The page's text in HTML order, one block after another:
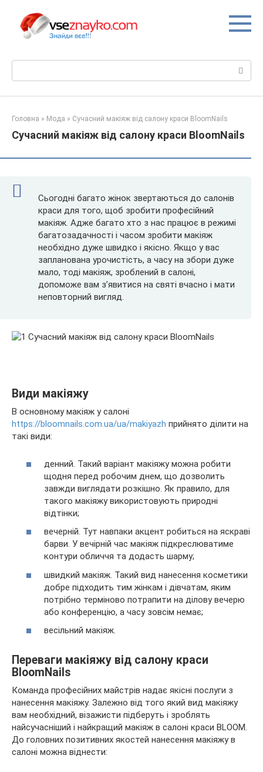
вмісту
Головна » Мода » Сучасний макіяж від салону краси BloomNails
Сучасний макіяж від салону краси BloomNails
Сьогодні багато жінок звертаються до салонів
краси для того, щоб зробити професійний
макіяж. Адже багато хто з нас працює в режимі
багатозадачності і часом зробити макіяж
необхідно дуже швидко і якісно. Якщо у вас
запланована урочистість, а часу на збори дуже
мало, тоді макіяж, зроблений в салоні,
допоможе вам з’явитися на святі вчасно і мати
неповторний вигляд.
Види макіяжу
В основному макіяж у салоні
https://bloomnails.com.ua/ua/makiyazh прийнято ділити на
такі види:
денний. Такий варіант макіяжу можна робити
щодня перед робочим днем, що дозволить
завжди виглядати розкішно. Як правило, для
такого макіяжу використовують природні
відтінки;
вечерній. Тут навпаки акцент робиться на яскраві
барви. У вечірній час макіяж підкреслюватиме
контури обличчя та додасть шарму;
швидкий макіяж. Такий вид нанесення косметики
добре підходить тим жінкам і дівчатам, яким
потрібно терміново потрапити на ділову вечерю
або конференцію, а часу зовсім немає;
весільний макіяж.
Переваги макіяжу від салону краси
BloomNails
Команда професійних майстрів надає якісні послуги з
нанесення макіяжу. Залежно від того який вид макіяжу
вам необхідний, візажисти підберуть і зроблять
найсучасніший і найкращий макіяж в салоні краси BLOOM.
До головних позитивних якостей нанесення макіяжу в
салоні можна віднести: